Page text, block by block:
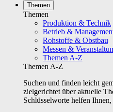
Themen
Themen
Produktion & Technik
Betrieb &
Rohstoffe & Obstbau
Messen &
Themen A-Z
Themen A-Z
Suchen und finden leicht
zielgerichtet über aktuelle
Schlüsselworte helfen